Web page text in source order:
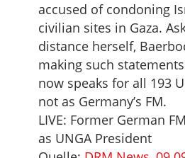
accused of condoning
civilian sites in Gaza.
distance herself,
making such
now speaks for all 193
not as Germany’s FM.
LIVE: Former German
as UNGA President